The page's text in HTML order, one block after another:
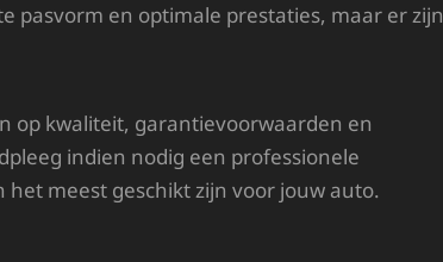
pasvorm en optimale prestaties, maar er zijn
op kwaliteit, garantievoorwaarden en
indien nodig een professionele
meest geschikt zijn voor jouw auto.